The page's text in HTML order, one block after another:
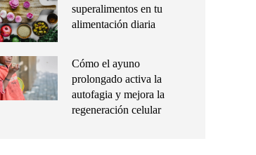
superalimentos en tu
alimentación diaria
Cómo el ayuno
prolongado activa la
autofagia y mejora la
regeneración celular